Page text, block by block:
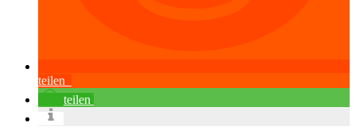
teilen
teilen